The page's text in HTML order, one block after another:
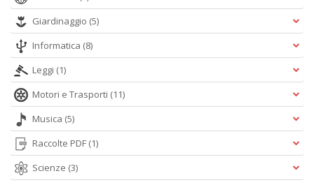
Giardinaggio (5)
Informatica (8)
Leggi (1)
Motori e Trasporti (11)
Musica (5)
Raccolte PDF (1)
Scienze (3)